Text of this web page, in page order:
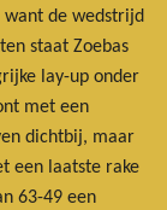
de wedstrijd
staat Zoebas
lay-up onder
met een
dichtbij, maar
een laatste rake
63-49 een